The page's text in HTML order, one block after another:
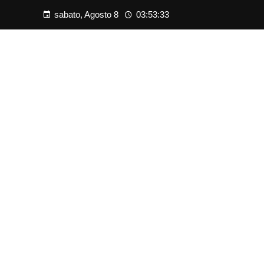
sabato, Agosto 8 03:53:34